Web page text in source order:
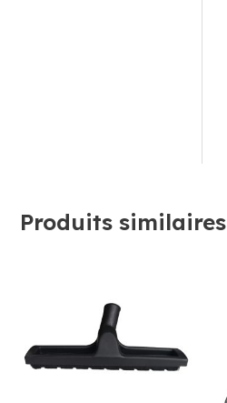
Produits similaires